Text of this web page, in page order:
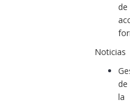
de
Noticias
de
la